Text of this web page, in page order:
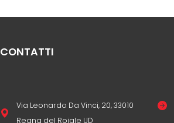
CONTATTI
Via Leonardo Da Vinci, 20, 33010
Reana del Rojale UD